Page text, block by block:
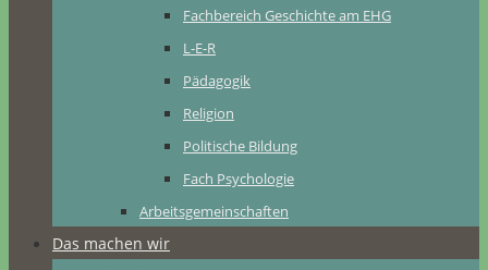
Fachbereich Geschichte am EHG
L-E-R
Pädagogik
Religion
Politische Bildung
Fach Psychologie
Arbeitsgemeinschaften
Das machen wir